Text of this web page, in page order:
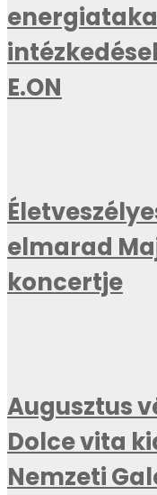
E.ON
elmarad
koncertje
Augusztus
Dolce vita
Nemzeti